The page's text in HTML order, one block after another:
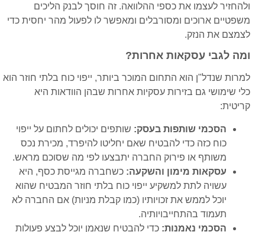
ולהחזיר לעצמו את כספי ההלוואה. זה חוסך לבנק הליכים
משפטיים ארוכים ומסורבלים ומאפשר לו לפעול מהר יחסית כדי
לצמצם את הנזק.
ומה לגבי עסקאות אחרות?
למרות שנדל"ן הוא התחום המוכר ביותר, ייפוי כוח בלתי חוזר הוא
כלי שימושי גם בזירות עסקיות אחרות שבהן הוודאות היא
קריטית:
הסכמי שותפות בעסק: שותפים יכולים לחתום על ייפוי
כוח כזה כדי להבטיח שאם יחליטו להיפרד, מכירת נכס
משותף או פירוק החברה יתבצעו לפי מה שסוכם מראש.
עסקאות מימון והשקעה: כשחברה מגייסת כסף, היא
עשויה לתת למשקיע ייפוי כוח בלתי חוזר המבטיח שהוא
יוכל לממש את זכויותיו (כמו קבלת מניות) אם החברה לא
תעמוד בהתחייבויותיה.
הסכמי נאמנות: כדי להבטיח שנאמן יוכל לבצע פעולות